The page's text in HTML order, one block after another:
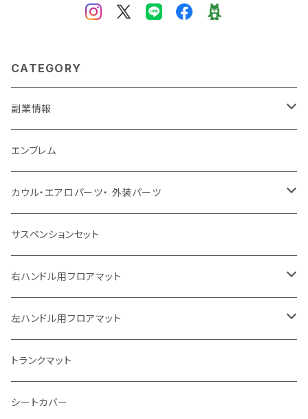
CATEGORY
副業情報
せどり
古着系
コンテンツビジネス
エンブレム
カウル・エアロパーツ・ 外装パーツ
ホンダ
ヤマハ
スズキ
カワサキ
BMW
サスペンションセット
右ハンドル用フロアマット
トヨタ
日産
ホンダ
左ハンドル用フロアマット
トヨタ
日産
トランクマット
シートカバー